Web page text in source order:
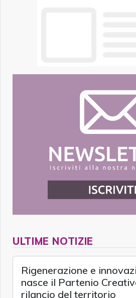
ULTIME NOTIZIE
Rigenerazione e
nasce il Partenio
rilancio del territorio